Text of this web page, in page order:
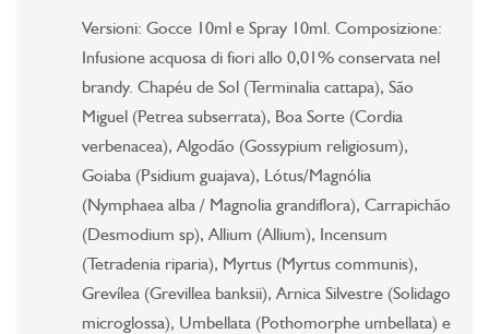
Versioni: Gocce 10ml e Spray 10ml. Composizione:
Infusione acquosa di fiori allo 0,01% conservata nel
brandy. Chapéu de Sol (Terminalia cattapa), São
Miguel (Petrea subserrata), Boa Sorte (Cordia
verbenacea), Algodão (Gossypium religiosum),
Goiaba (Psidium guajava), Lótus/Magnólia
(Nymphaea alba / Magnolia grandiflora), Carrapichão
(Desmodium sp), Allium (Allium), Incensum
(Tetradenia riparia), Myrtus (Myrtus communis),
Grevílea (Grevillea banksii), Arnica Silvestre (Solidago
microglossa), Umbellata (Pothomorphe umbellata) e